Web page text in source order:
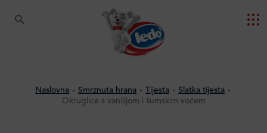
Naslovna Smrznuta hrana Tijesta
Slatka tijesta
Okruglice s vanilijom i šumskim voćem